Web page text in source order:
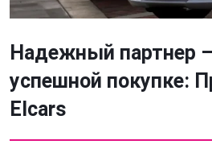
Надежный партнер
успешной покупке:
Elcars